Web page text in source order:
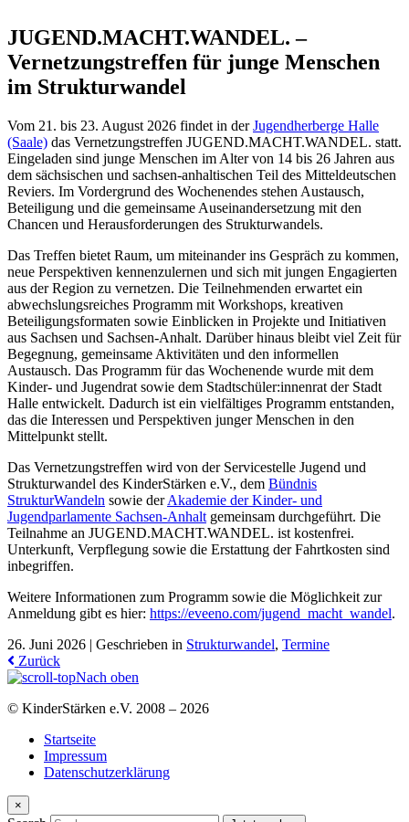
JUGEND.MACHT.WANDEL. –
Vernetzungstreffen für junge Menschen
im Strukturwandel
Vom 21. bis 23. August 2026 findet in derJugendherberge Halle
(Saale) das Vernetzungstreffen JUGEND.MACHT.WANDEL. statt.
Eingeladen sind junge Menschen im Alter von 14 bis 26 Jahren aus
dem sächsischen und sachsen-anhaltischen Teil des Mitteldeutschen
Reviers. Im Vordergrund des Wochenendes stehen Austausch,
Beteiligung und die gemeinsame Auseinandersetzung mit den
Chancen und Herausforderungen des Strukturwandels.
Das Treffen bietet Raum, um miteinander ins Gespräch zu kommen,
neue Perspektiven kennenzulernen und sich mit jungen Engagierten
aus der Region zu vernetzen. Die Teilnehmenden erwartet ein
abwechslungsreiches Programm mit Workshops, kreativen
Beteiligungsformaten sowie Einblicken in Projekte und Initiativen
aus Sachsen und Sachsen-Anhalt. Darüber hinaus bleibt viel Zeit für
Begegnung, gemeinsame Aktivitäten und den informellen
Austausch. Das Programm für das Wochenende wurde mit dem
Kinder- und Jugendrat sowie dem Stadtschüler:innenrat der Stadt
Halle entwickelt. Dadurch ist ein vielfältiges Programm entstanden,
das die Interessen und Perspektiven junger Menschen in den
Mittelpunkt stellt.
Das Vernetzungstreffen wird von der Servicestelle Jugend und
Strukturwandel des KinderStärken e.V., dem Bündnis
StrukturWandeln sowie derAkademie der Kinder- und
Jugendparlamente Sachsen-Anhalt gemeinsam durchgeführt. Die
Teilnahme an JUGEND.MACHT.WANDEL. ist kostenfrei.
Unterkunft, Verpflegung sowie die Erstattung der Fahrtkosten sind
inbegriffen.
Weitere Informationen zum Programm sowie die Möglichkeit zur
Anmeldung gibt es hier: https://eveeno.com/jugend_macht_wandel.
26. Juni 2026 | Geschrieben in Strukturwandel, Termine
Zurück
Nach oben
© KinderStärken e.V. 2008 – 2026
Startseite
Impressum
Datenschutzerklärung
×